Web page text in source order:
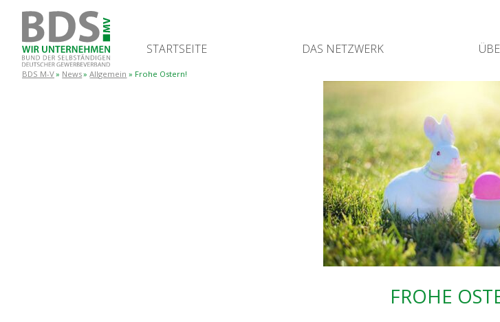
START­SEI­TE DAS NETZ­WERK
BDS M-V News Allgemein Fro­he Ostern!
FRO­HE